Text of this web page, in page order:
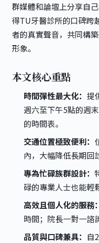
群媒體和論壇上分享自
得TU牙醫診所的口碑跨
者的真實聲音，共同構
形象。
本文核心重點
時間彈性最大化： 提
週六至下午5點的週
的時間表。
交通位置極致便利：
內，大幅降低長期回
專為忙碌族群設計：
碌的專業人士也能輕
高效且個人化的服務：
時間；院長一對一諮
品質與口碑兼具： 自